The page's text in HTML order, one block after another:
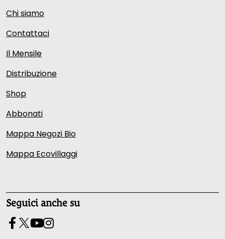
Chi siamo
Contattaci
Il Mensile
Distribuzione
Shop
Abbonati
Mappa Negozi Bio
Mappa Ecovillaggi
Seguici anche su